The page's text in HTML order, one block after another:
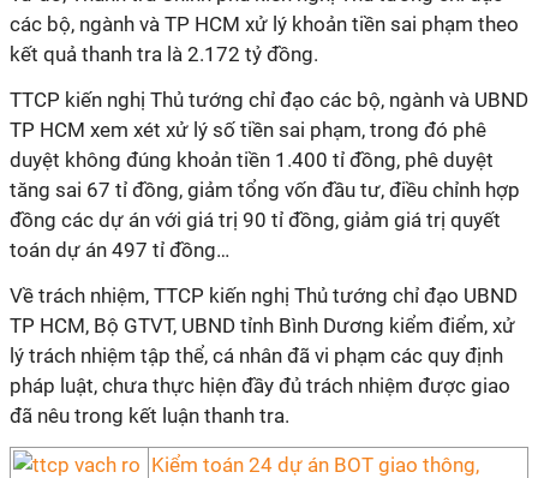
các bộ, ngành và TP HCM xử lý khoản tiền sai phạm theo
kết quả thanh tra là 2.172 tỷ đồng.
TTCP kiến nghị Thủ tướng chỉ đạo các bộ, ngành và UBND
TP HCM xem xét xử lý số tiền sai phạm, trong đó phê
duyệt không đúng khoản tiền 1.400 tỉ đồng, phê duyệt
tăng sai 67 tỉ đồng, giảm tổng vốn đầu tư, điều chỉnh hợp
đồng các dự án với giá trị 90 tỉ đồng, giảm giá trị quyết
toán dự án 497 tỉ đồng…
Về trách nhiệm, TTCP kiến nghị Thủ tướng chỉ đạo UBND
TP HCM, Bộ GTVT, UBND tỉnh Bình Dương kiểm điểm, xử
lý trách nhiệm tập thể, cá nhân đã vi phạm các quy định
pháp luật, chưa thực hiện đầy đủ trách nhiệm được giao
đã nêu trong kết luận thanh tra.
Kiểm toán 24 dự án BOT giao thông,